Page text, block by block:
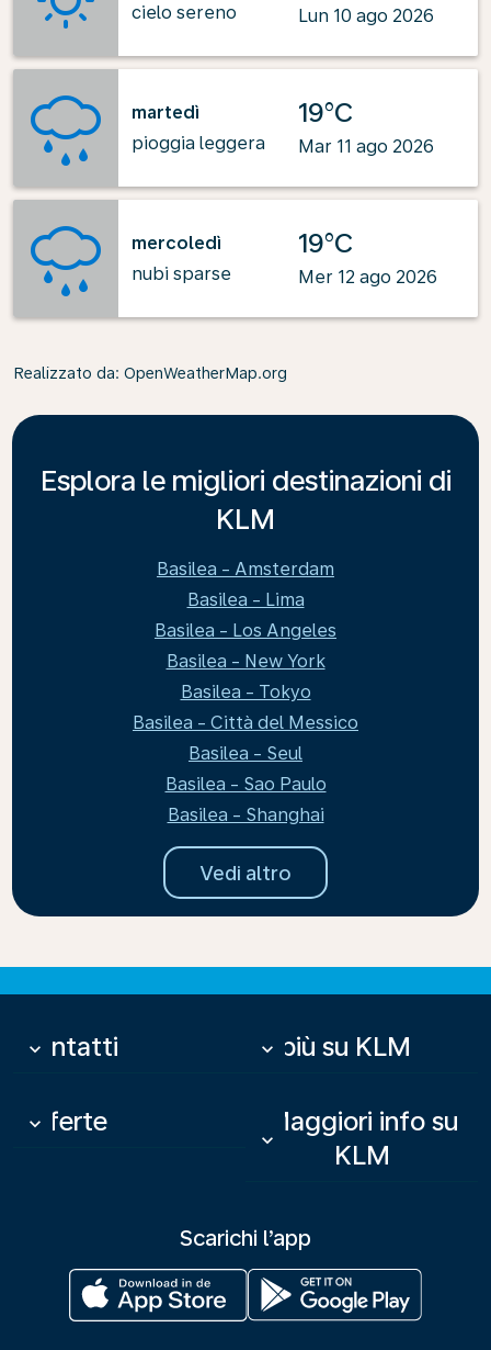
cielo sereno
Lun 10 ago 2026
martedì
pioggia leggera
19°C
Mar 11 ago 2026
mercoledì
nubi sparse
19°C
Mer 12 ago 2026
Realizzato da: OpenWeatherMap.org
Esplora le migliori destinazioni di
KLM
Basilea - Amsterdam
Basilea - Lima
Basilea - Los Angeles
Basilea - New York
Basilea - Tokyo
Basilea - Città del Messico
Basilea - Seul
Basilea - Sao Paulo
Basilea - Shanghai
Vedi altro
Contatti
keyboard_arrow_down Di più su KLM
keyboard_arrow_down
Offerte
keyboard_arrow_down
Maggiori info su
KLM
keyboard_arrow_down
Scarichi l’app